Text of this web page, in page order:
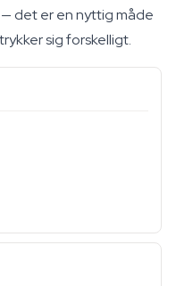
det er en nyttig måde
sig forskelligt.